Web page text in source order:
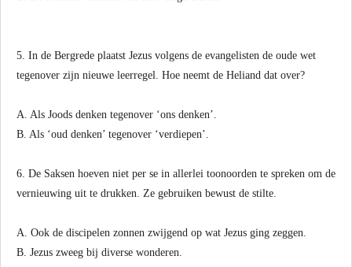
5. In de Bergrede plaatst Jezus volgens de evangelisten de oude wet
tegenover zijn nieuwe leerregel. Hoe neemt de Heliand dat over?
A. Als Joods denken tegenover ‘ons denken’.
B. Als ‘oud denken’ tegenover ‘verdiepen’.
6. De Saksen hoeven niet per se in allerlei toonoorden te spreken om de
vernieuwing uit te drukken. Ze gebruiken bewust de stilte.
A. Ook de discipelen zonnen zwijgend op wat Jezus ging zeggen.
B. Jezus zweeg bij diverse wonderen.